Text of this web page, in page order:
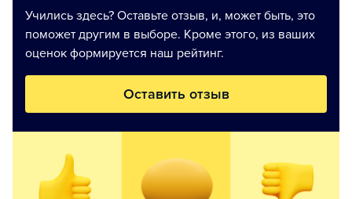
Учились здесь? Оставьте отзыв, и, может быть, это
поможет другим в выборе. Кроме этого, из ваших
оценок формируется наш рейтинг.
Оставить отзыв